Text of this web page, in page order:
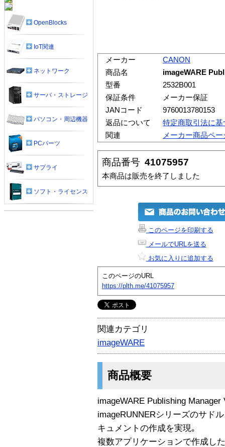
メーカー
CANON
商品名
imageWARE
型番
2532B001
保証条件
メーカー保証
JANコード
9760013780153
返品について
特定商取引法に基
関連
メーカー商品ペー
商品番号 41075957
本商品は販売を終了しました
このページを印刷する
メールでURLを送る
お気に入りに追加する
このページのURL
https://plth.me/41075957
関連カテゴリ
imageWARE
商品概要
imageWARE Publishing Manager
imageRUNNERシリーズのサド
キュメントの作成を実現｡
複数アプリケーションで作成し
OpenBlocks
IoT関連
ネットワーク
サーバ・ストレージ
パソコン・周辺機器
PCパーツ
サプライ
ソフト・ライセンス